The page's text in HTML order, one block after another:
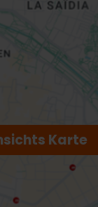
Karte